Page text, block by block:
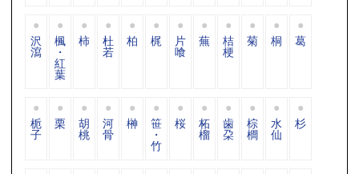
沢
瀉
楓
・
紅
葉
柿 杜
若
柏 梶 片
喰
蕪 桔
梗
菊 桐 葛
栀
子
栗 胡
桃
河
骨
榊 笹
・
竹
桜 柘
榴
歯
朶
棕
櫚
水
仙
杉